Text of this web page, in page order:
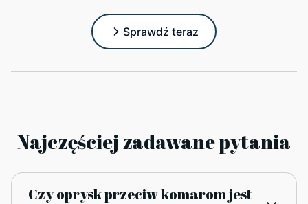
Sprawdź teraz
Najczęściej zadawane pytania
Czy oprysk przeciw komarom jest